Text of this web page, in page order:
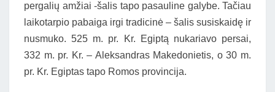
pergalių amžiai -šalis tapo pasauline galybe. Tačiau
laikotarpio pabaiga irgi tradicinė – šalis susiskaidę ir
nusmuko. 525 m. pr. Kr. Egiptą nukariavo persai,
332 m. pr. Kr. – Aleksandras Makedonietis, o 30 m.
pr. Kr. Egiptas tapo Romos provincija.